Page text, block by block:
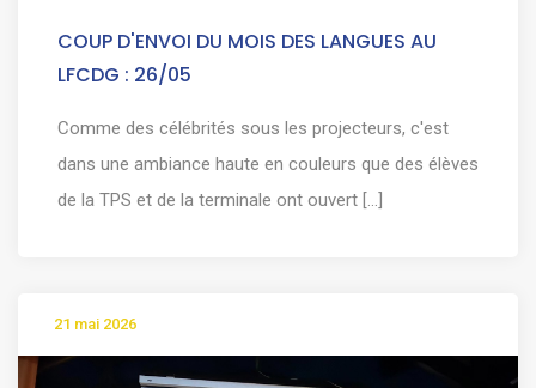
COUP D'ENVOI DU MOIS DES LANGUES AU
LFCDG : 26/05
Comme des célébrités sous les projecteurs, c'est
dans une ambiance haute en couleurs que des élèves
de la TPS et de la terminale ont ouvert [...]
21 mai 2026